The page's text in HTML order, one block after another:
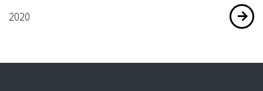
2020